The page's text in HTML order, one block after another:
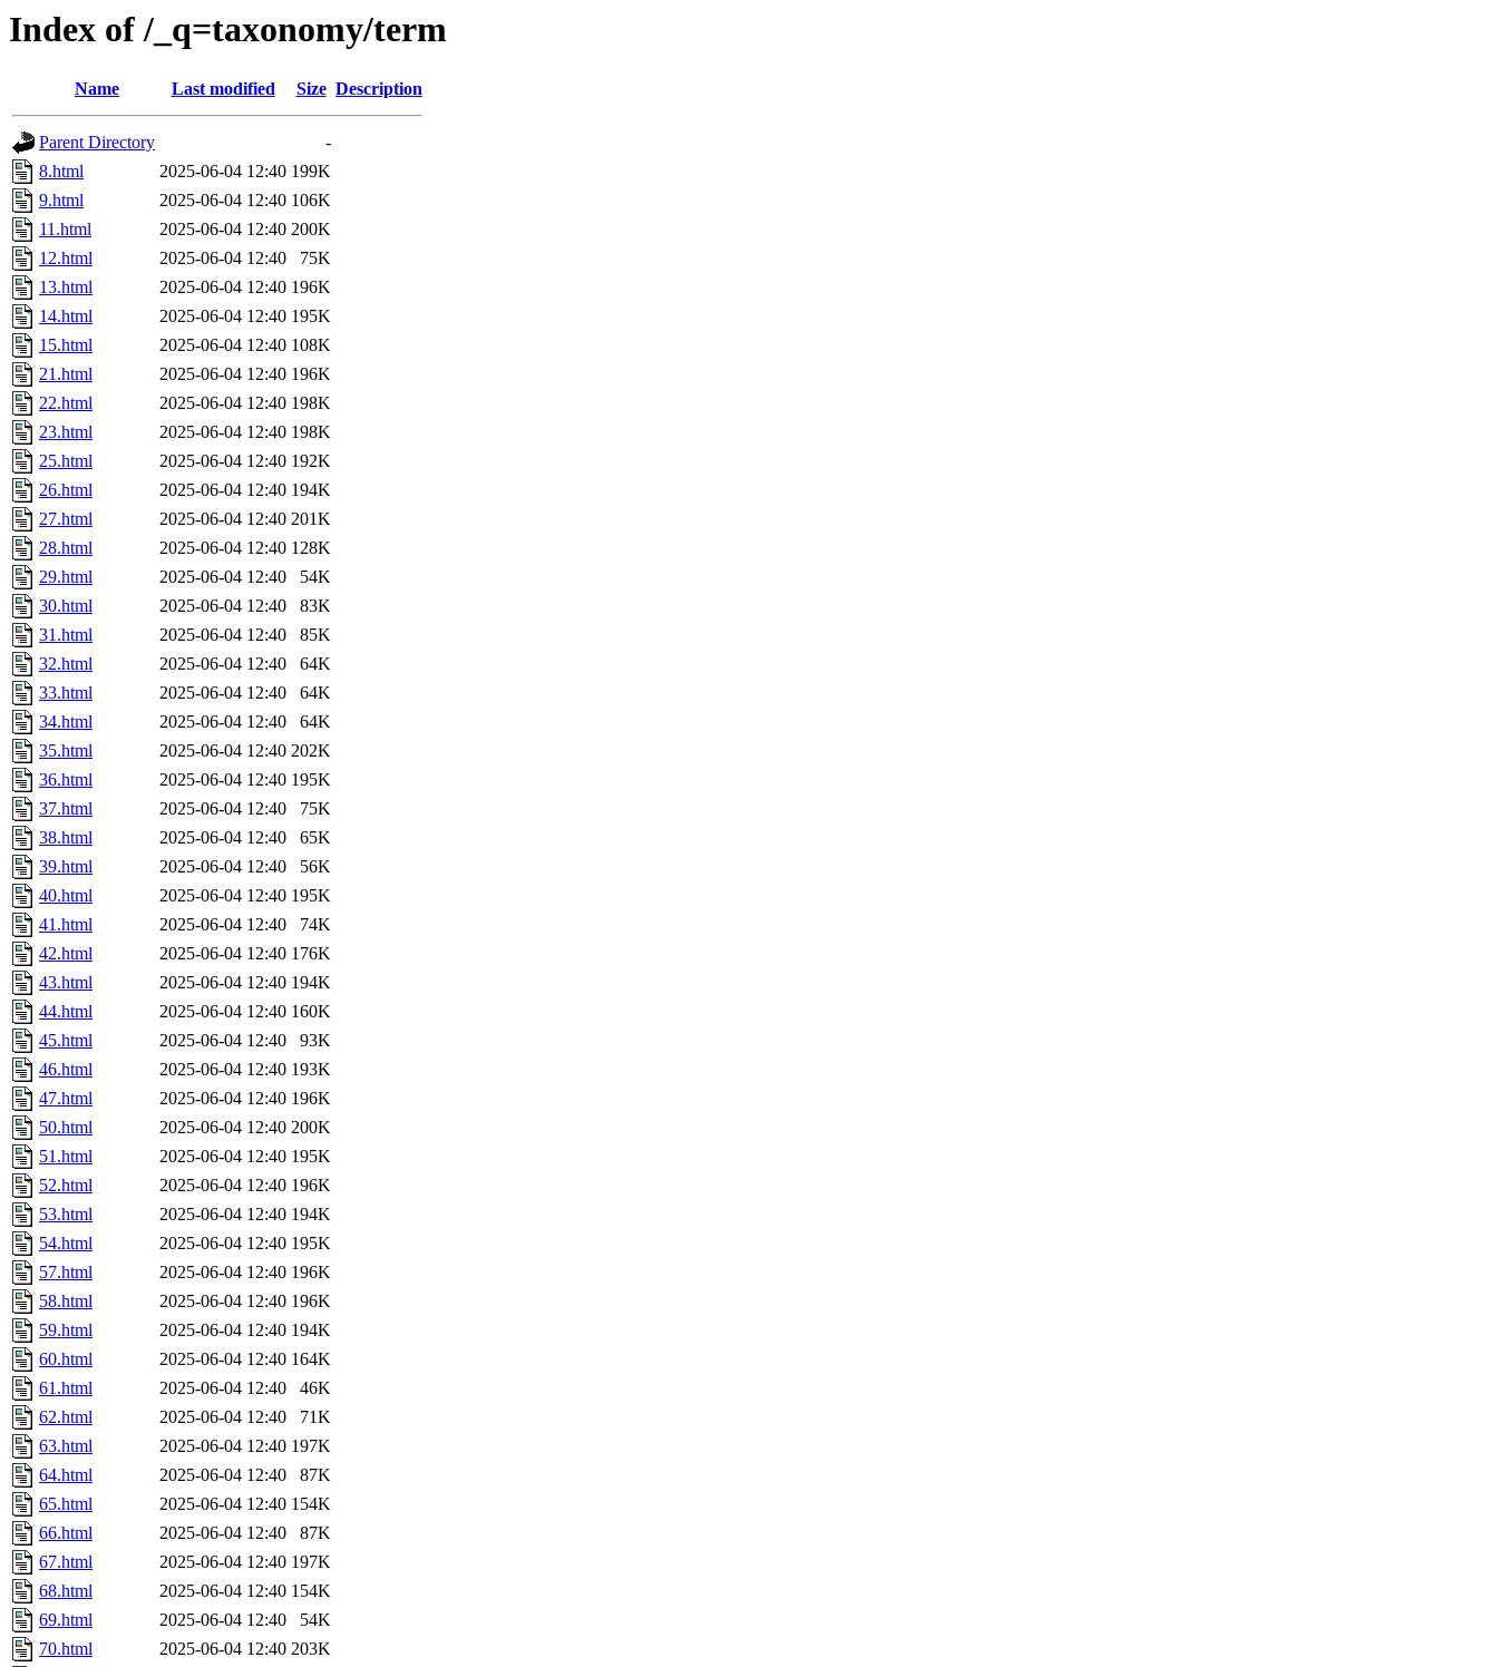
Index of /_q=taxonomy/term
Name Last modified Size Description
Parent Directory
-
8.html
2025-06-04 12:40 199K
9.html
2025-06-04 12:40 106K
11.html
2025-06-04 12:40 200K
12.html
2025-06-04 12:40
75K
13.html
2025-06-04 12:40 196K
14.html
2025-06-04 12:40 195K
15.html
2025-06-04 12:40 108K
21.html
2025-06-04 12:40 196K
22.html
2025-06-04 12:40 198K
23.html
2025-06-04 12:40 198K
25.html
2025-06-04 12:40 192K
26.html
2025-06-04 12:40 194K
27.html
2025-06-04 12:40 201K
28.html
2025-06-04 12:40 128K
29.html
2025-06-04 12:40
54K
30.html
2025-06-04 12:40
83K
31.html
2025-06-04 12:40
85K
32.html
2025-06-04 12:40
64K
33.html
2025-06-04 12:40
64K
34.html
2025-06-04 12:40
64K
35.html
2025-06-04 12:40 202K
36.html
2025-06-04 12:40 195K
37.html
2025-06-04 12:40
75K
38.html
2025-06-04 12:40
65K
39.html
2025-06-04 12:40
56K
40.html
2025-06-04 12:40 195K
41.html
2025-06-04 12:40
74K
42.html
2025-06-04 12:40 176K
43.html
2025-06-04 12:40 194K
44.html
2025-06-04 12:40 160K
45.html
2025-06-04 12:40
93K
46.html
2025-06-04 12:40 193K
47.html
2025-06-04 12:40 196K
50.html
2025-06-04 12:40 200K
51.html
2025-06-04 12:40 195K
52.html
2025-06-04 12:40 196K
53.html
2025-06-04 12:40 194K
54.html
2025-06-04 12:40 195K
57.html
2025-06-04 12:40 196K
58.html
2025-06-04 12:40 196K
59.html
2025-06-04 12:40 194K
60.html
2025-06-04 12:40 164K
61.html
2025-06-04 12:40
46K
62.html
2025-06-04 12:40
71K
63.html
2025-06-04 12:40 197K
64.html
2025-06-04 12:40
87K
65.html
2025-06-04 12:40 154K
66.html
2025-06-04 12:40
87K
67.html
2025-06-04 12:40 197K
68.html
2025-06-04 12:40 154K
69.html
2025-06-04 12:40
54K
70.html
2025-06-04 12:40 203K